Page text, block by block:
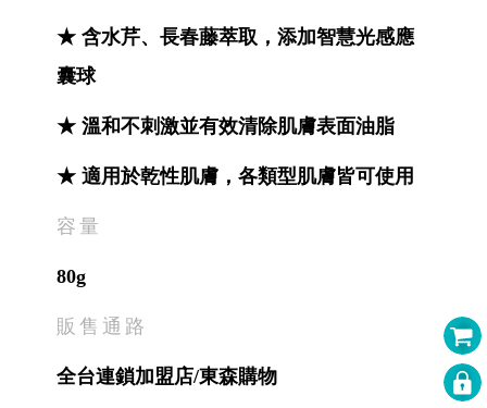
★ 含水芹、長春藤萃取，添加智慧光感應
囊球
★ 溫和不刺激並有效清除肌膚表面油脂
★ 適用於乾性肌膚，各類型肌膚皆可使用
容量
80g
販售通路
全台連鎖加盟店/東森購物